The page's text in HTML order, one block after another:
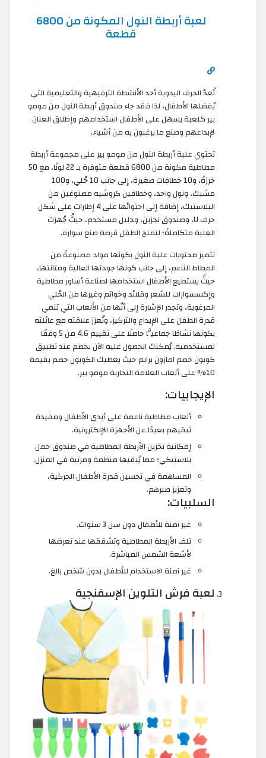
لعبة أربطة النول المكونة من 6800
قطعة
تُعدّ الحرف اليدوية أحد الأنشطة الترفيهية والتعليمية التي
يُفضلها الأطفال، لذا فقد جاء صندوق أربطة النول من مومو
بير كلعبة يسهل على الأطفال استخدامهم وإطلاق العنان
لإبداعهم وصنع ما يرغبون به من أشياء.
تحتوي علبة أربطة النول من مومو بير على مجموعة أربطة
مطاطية مكونة من 6800 قطعة متوفرة بـ 22 لونًا، مع 50
خرزةً، و10 خطافات صغيرة، إلى جانب 10 حُلي، و100
مشبك، ونول واحد، وخطافين كروشيه مصنوعَين من
البلاستيك، إضافة إلى احتوائها على 4 إطارات على شكل
حرف U، وصندوق تخزين، ودليل مستخدم، حيثُ جُهزت
العلبة متكاملةً؛ لتمنح الطفل فرصة صنع سواره.
تتميز محتويات علبة النول بكونها مواد مصنوعةً من
المطاط الناعم، إلى جانب كونها جودتها العالية ومتانتها،
حيثُ يستطيع الأطفال استخدامها لصناعة أساور مطاطية
وإكسسوارات للشعر وقلائد وخواتم وغيرها من الحُلي
المرغوبة، وتجدر الإشارة إلى أنّها من الألعاب التي تنمي
قدرة الطفل على الإبداع والتركيز، وتُعزز علاقته مع عائلته
بكونها نشاطًا جماعيًّا حاصلًا على تقييم 4.6 من 5 وفقًا
لمستخدميه. يُمكنك الحصول عليه الآن بخصم عند تطبيق
كوبون خصم امازون برايم حيث يعطيك الكوبون خصم بقيمة
10% على ألعاب العلامة التجارية مومو بير.
الإيجابيات:
ألعاب مطاطية ناعمة على أيدي الأطفال ومفيدة
تبقيهم بعيدًا عن الأجهزة الإلكترونية.
إمكانية تخزين الأربطة المطاطية في صندوق حمل
بلاستيكي؛ مما يُبقيها منظمة ومرتبة في المنزل.
المساهمة في تحسين قدرة الأطفال الحركية،
وتعزيز صبرهم.
السلبيات:
غير آمنة للأطفال دون سن 3 سنوات.
تلف الأربطة المطاطية وتشققها عند تعرضها
لأشعة الشمس المباشرة.
غير آمنة الاستخدام للأطفال بدون شخص بالغ.
لعبة فرش التلوين الإسفنجية